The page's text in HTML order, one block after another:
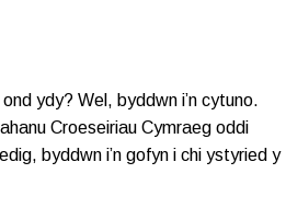
ydy? Wel, byddwn i’n cytuno.
Croeseiriau Cymraeg oddi
byddwn i’n gofyn i chi ystyried y